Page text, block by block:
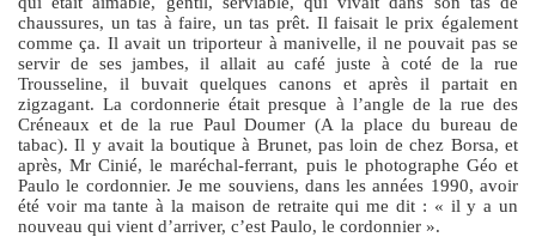
chaussures, un tas à faire, un tas prêt. Il faisait le prix également
comme ça. Il avait un triporteur à manivelle, il ne pouvait pas se
servir de ses jambes, il allait au café juste à coté de la rue
Trousseline, il buvait quelques canons et après il partait en
zigzagant. La cordonnerie était presque à l’angle de la rue des
Créneaux et de la rue Paul Doumer (A la place du bureau de
tabac). Il y avait la boutique à Brunet, pas loin de chez Borsa, et
après, Mr Cinié, le maréchal-ferrant, puis le photographe Géo et
Paulo le cordonnier. Je me souviens, dans les années 1990, avoir
été voir ma tante à la maison de retraite qui me dit : « il y a un
nouveau qui vient d’arriver, c’est Paulo, le cordonnier ».